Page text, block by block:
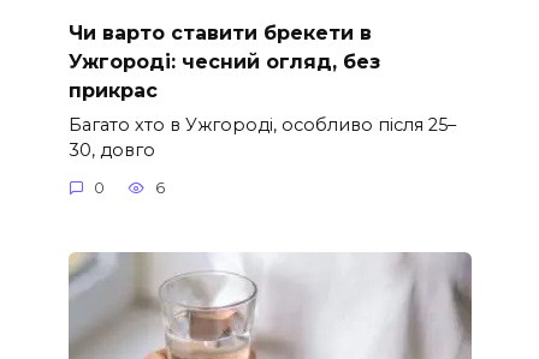
Чи варто ставити брекети в
Ужгороді: чесний огляд, без
прикрас
Багато хто в Ужгороді, особливо після 25–
30, довго
0 6